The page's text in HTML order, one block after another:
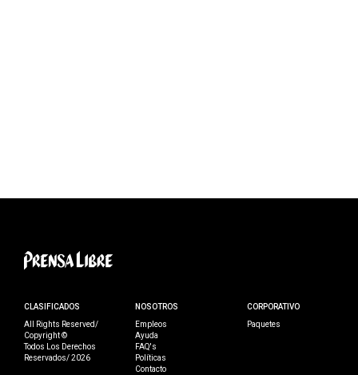
CLASIFICADOS
All Rights Reserved/
Copyright ©
Todos Los Derechos
Reservados/ 2026
NOSOTROS
Empleos
Ayuda
FAQ's
Políticas
Contacto
CORPORATIVO
Paquetes